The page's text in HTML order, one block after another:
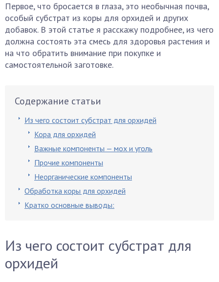
Первое, что бросается в глаза, это необычная почва,
особый субстрат из коры для орхидей и других
добавок. В этой статье я расскажу подробнее, из чего
должна состоять эта смесь для здоровья растения и
на что обратить внимание при покупке и
самостоятельной заготовке.
Содержание статьи
Из чего состоит субстрат для орхидей
Кора для орхидей
Важные компоненты — мох и уголь
Прочие компоненты
Неорганические компоненты
Обработка коры для орхидей
Кратко основные выводы:
Из чего состоит субстрат для
орхидей